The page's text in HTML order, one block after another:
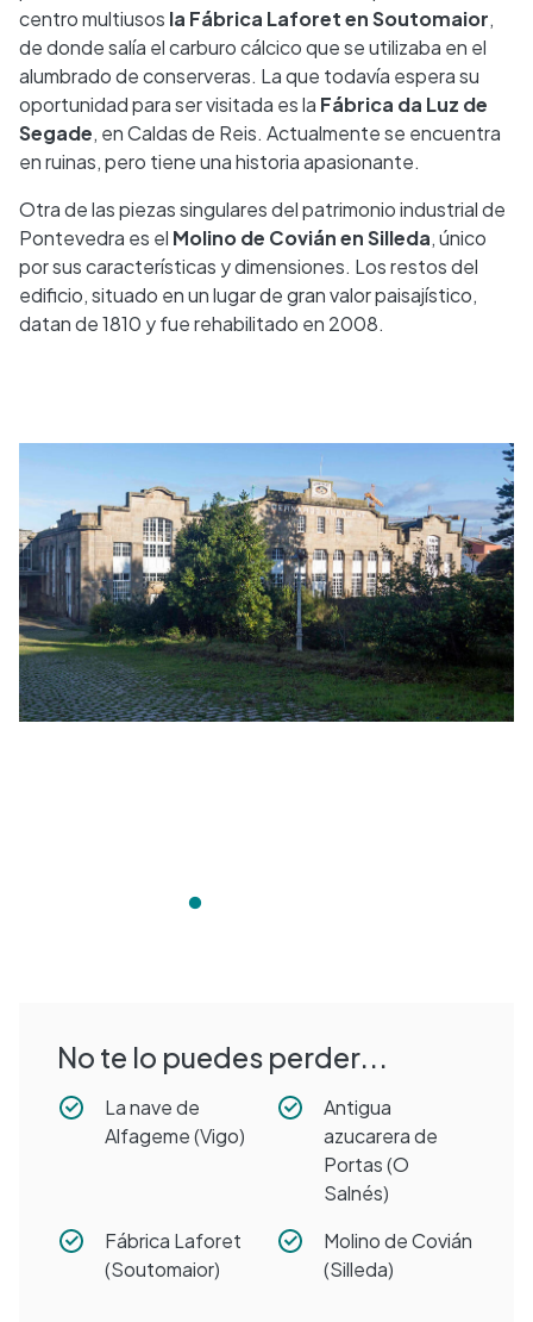
centro multiusos la Fábrica Laforet en Soutomaior,
de donde salía el carburo cálcico que se utilizaba en el
alumbrado de conserveras. La que todavía espera su
oportunidad para ser visitada es la Fábrica da Luz de
Segade, en Caldas de Reis. Actualmente se encuentra
en ruinas, pero tiene una historia apasionante.
Otra de las piezas singulares del patrimonio industrial de
Pontevedra es el Molino de Covián en Silleda, único
por sus características y dimensiones. Los restos del
edificio, situado en un lugar de gran valor paisajístico,
datan de 1810 y fue rehabilitado en 2008.
No te lo puedes perder...
La nave de
Alfageme (Vigo)
Antigua
azucarera de
Portas (O
Salnés)
Fábrica Laforet
(Soutomaior)
Molino de Covián
(Silleda)